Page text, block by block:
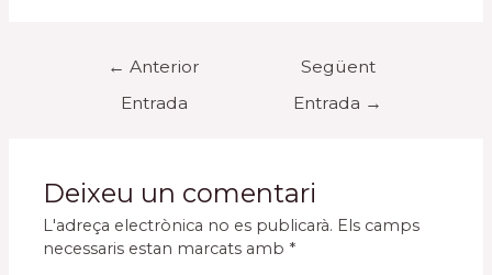
d'entrades
← Anterior
Entrada
Següent
Entrada →
Deixeu un comentari
L'adreça electrònica no es publicarà. Els camps
necessaris estan marcats amb *